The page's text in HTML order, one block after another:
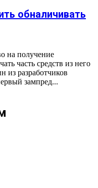
обналичивать
на получение
часть средств из него
из разработчиков
зампред...